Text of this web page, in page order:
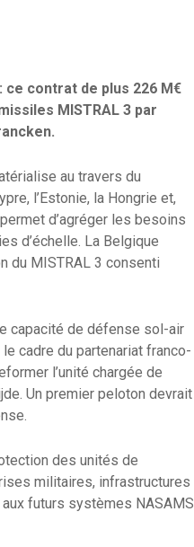
ce contrat de plus 226 M€
MISTRAL 3 par
au travers du
l’Estonie, la Hongrie et,
d’agréger les besoins
d’échelle. La Belgique
du MISTRAL 3 consenti
capacité de défense sol-air
cadre du partenariat franco-
l’unité chargée de
Un premier peloton devrait
des unités de
militaires, infrastructures
futurs systèmes NASAMS